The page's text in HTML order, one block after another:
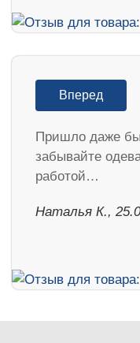
Вперед
Пришло даже
забывайте
работой…
Наталья К.,